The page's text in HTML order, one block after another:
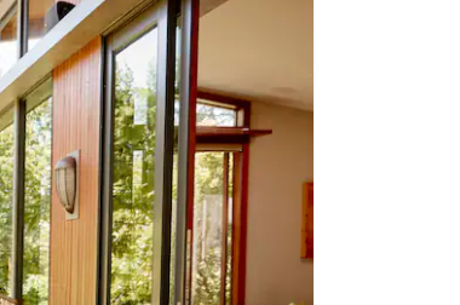
て検索結果を確認することができます。